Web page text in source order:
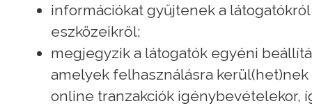
információkat gyűjtenek a
eszközeikről;
megjegyzik a látogatók egyéni
amelyek felhasználásra kerül(het)nek
online tranzakciók igénybevételekor,